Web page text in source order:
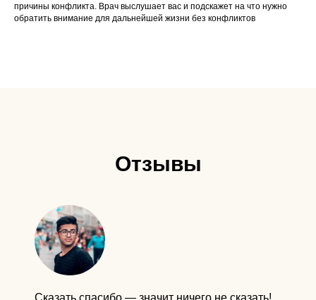
причины конфликта. Врач выслушает вас и подскажет на что нужно
обратить внимание для дальнейшей жизни без конфликтов
Отзывы
Сказать спасибо — значит ничего не сказать!